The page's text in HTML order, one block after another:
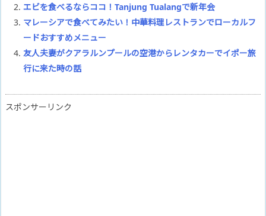
エビを食べるならココ！Tanjung Tualangで新年会
マレーシアで食べてみたい！中華料理レストランでローカルフ
ードおすすめメニュー
友人夫妻がクアラルンプールの空港からレンタカーでイポー旅
行に来た時の話
スポンサーリンク